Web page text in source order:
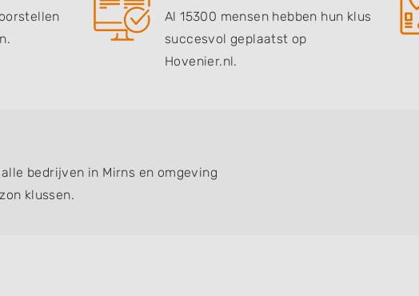
Al 15300 mensen hebben hun klus
succesvol geplaatst op
Hovenier.nl.
bedrijven in Mirns en omgeving
klussen.